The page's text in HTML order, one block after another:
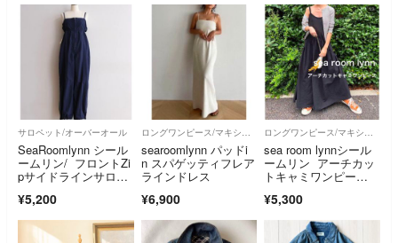
サロペット/オーバーオール
SeaRoomlynn シール
ームリン/ フロントZi
pサイドラインサロペ
¥5,200
ロングワンピース/マキシワンピース
searoomlynn パッドi
n スパゲッティフレア
ラインドレス
¥6,900
ロングワンピース/マキシワンピース
sea room lynnシール
ームリン アーチカッ
トキャミワンピー
¥5,300